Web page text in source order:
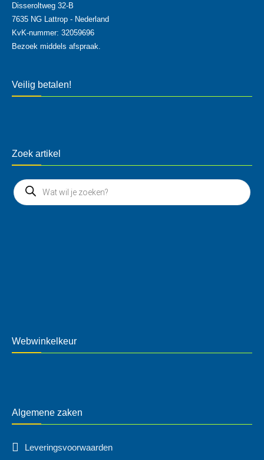
Disseroltweg 32-B
7635 NG Lattrop - Nederland
KvK-nummer: 32059696
Bezoek middels afspraak.
Veilig betalen!
Zoek artikel
Webwinkelkeur
Algemene zaken
Leveringsvoorwaarden